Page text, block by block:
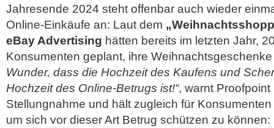
Jahresende 2024 steht offenbar auch wieder
Online-Einkäufe an: Laut dem
eBay Advertising hätten bereits im letzten Jahr,
Konsumenten geplant, ihre
Wunder, dass die Hochzeit des Kaufens und
Hochzeit des Online-Betrugs ist!“, warnt
Stellungnahme und hält zugleich für
um sich vor dieser Art Betrug schützen zu können: